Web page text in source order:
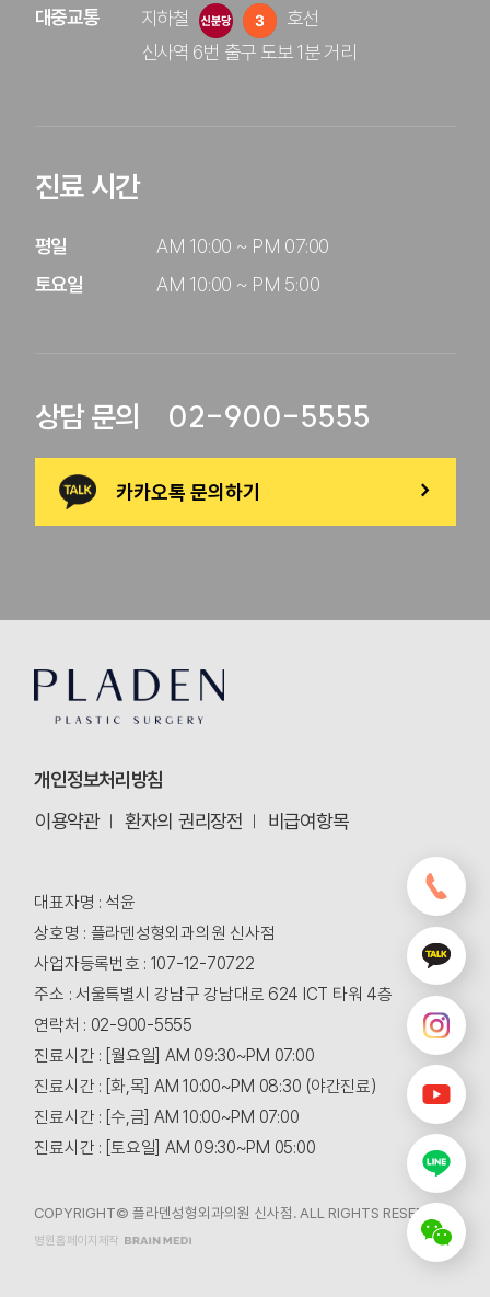
대중교통
지하철
호선
신사역 6번 출구 도보 1분 거리
진료 시간
평일
토요일
AM 10:00 ~ PM 07:00
AM 10:00 ~ PM 5:00
상담 문의 02-900-5555
카카오톡 문의하기 >
개인정보처리방침
이용약관
환자의 권리장전 비급여항목
대표자명 : 석윤
상호명 : 플라덴성형외과의원 신사점
사업자등록번호 : 107-12-70722
주소 : 서울특별시 강남구 강남대로 624 ICT 타워 4층
연락처 : 02-900-5555
진료시간 : [월요일] AM 09:30~PM 07:00
진료시간 : [화,목] AM 10:00~PM 08:30 (야간진료)
진료시간 : [수,금] AM 10:00~PM 07:00
진료시간 : [토요일] AM 09:30~PM 05:00
COPYRIGHT© 플라덴성형외과의원 신사점. ALL RIGHTS RESERVED.
병원홈페이지제작